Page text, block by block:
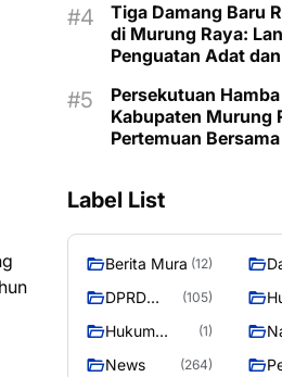
Tiga Damang Baru
di Murung Raya:
Penguatan Adat dan
Persekutuan
Kabupaten Murung
Pertemuan
Label List
Berita Mura (12)
DPRD
Raya
(105)
Hukum
(1)
News (264)